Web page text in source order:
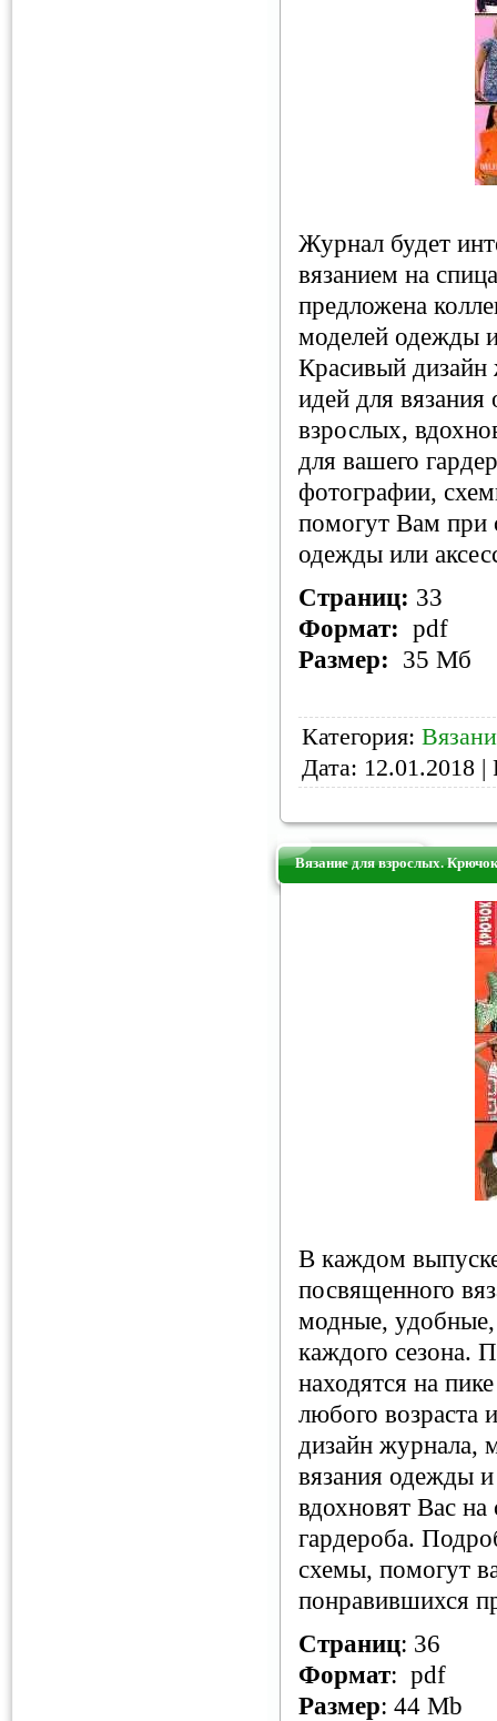
Журнал будет
вязанием на
предложена
моделей одежды
Красивый
идей для вязания
взрослых,
для вашего
фотографии,
помогут Вам при
одежды или
Страниц: 33
Формат: pdf
Размер: 35 Мб
Категория:
Дата: 12.01.2018 |
Вязание для взрослых.
В каждом
посвященного
модные,
каждого сезона.
находятся на
любого возраста
дизайн журнала,
вязания одежды
вдохновят Вас
гардероба.
схемы, помогут
понравившихся
Страниц: 36
Формат: pdf
Размер: 44 Mb